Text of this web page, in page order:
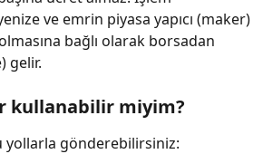
ve emrin piyasa yapıcı (maker)
bağlı olarak borsadan
gelir.
kullanabilir miyim?
yollarla gönderebilirsiniz: